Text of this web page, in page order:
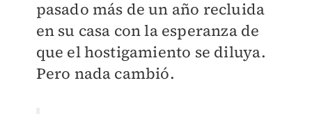
pasado más de un año recluida
en su casa con la esperanza de
que el hostigamiento se diluya.
Pero nada cambió.